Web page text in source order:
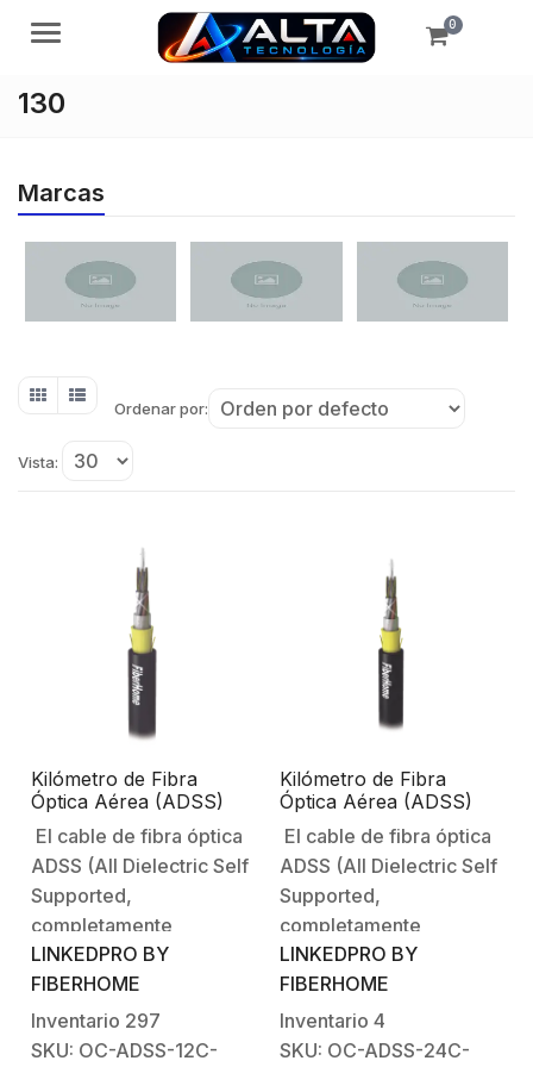
Menú 0
130
Marcas
Ordenar por:
Vista:
Kilómetro de Fibra
Óptica Aérea (ADSS)
G.652D, Monomodo de
12 Hilos, Exterior, Span
100, Loose Tube
El cable de fibra óptica
ADSS (All Dielectric Self
Supported,
completamente
dieléctrico y
autosoportado) está
diseñado para
instalaciones aéreas
LINKEDPRO BY
FIBERHOME
Inventario 297
SKU: OC-ADSS-12C-
Kilómetro de Fibra
Óptica Aérea (ADSS)
G.652D, Monomodo de
24 Hilos, Exterior, Span
100, Loose Tube
El cable de fibra óptica
ADSS (All Dielectric Self
Supported,
completamente
dieléctrico y
autosoportado) está
diseñado para
instalaciones aéreas
LINKEDPRO BY
FIBERHOME
Inventario 4
SKU: OC-ADSS-24C-